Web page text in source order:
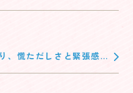
ウト「マチルダ」の導
、慌ただしさと緊張感
～運営保育所全63園
子どもの安全性の担保